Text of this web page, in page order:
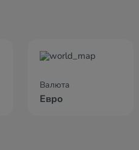
Валюта
Евро